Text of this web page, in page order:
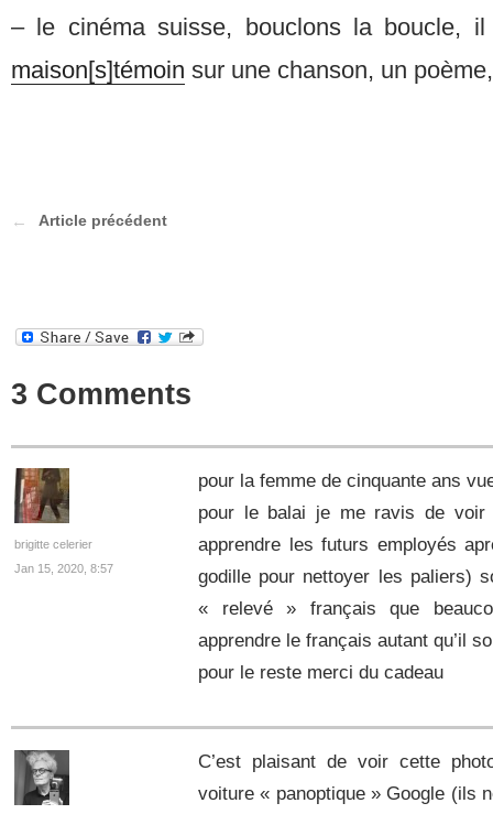
– le cinéma suisse, bouclons la boucle,
maison[s]témoin sur une chanson, un
Article précédent
3 Comments
brigitte celerier
Jan 15, 2020, 8:57
pour la femme de cinquante ans
pour le balai je me ravis de voir
apprendre les futurs employés
godille pour nettoyer les paliers)
« relevé » français que
apprendre le français autant qu’il
pour le reste merci du cadeau
C’est plaisant de voir cette
voiture « panoptique » Google (ils